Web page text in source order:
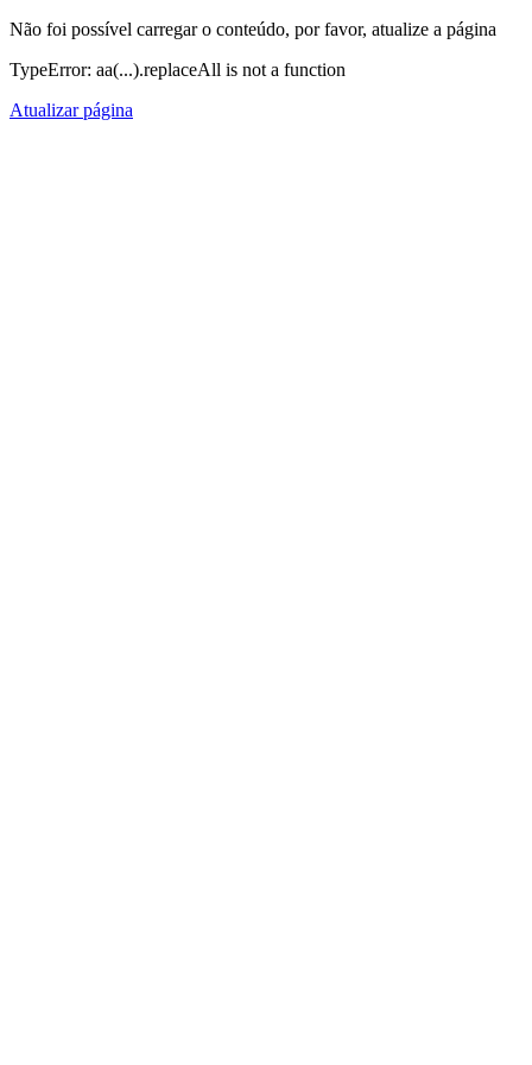
Não foi possível carregar o conteúdo, por favor, atualize a página
TypeError: aa(...).replaceAll is not a function
Atualizar página